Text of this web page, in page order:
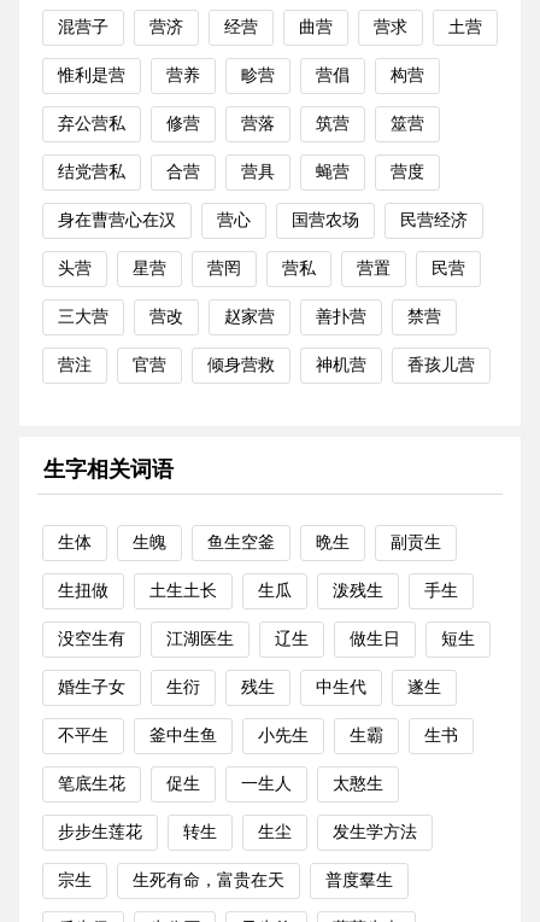
混营子 营济 经营 曲营 营求 土营
惟利是营 营养 畛营 营倡 构营
弃公营私 修营 营落 筑营 筮营
结党营私 合营 营具 蝇营 营度
身在曹营心在汉 营心 国营农场 民营经济
头营 星营 营罔 营私 营置 民营
三大营 营改 赵家营 善扑营 禁营
营注 官营 倾身营救 神机营 香孩儿营
生字相关词语
生体 生魄 鱼生空釜 晩生 副贡生
生扭做 土生土长 生瓜 泼残生 手生
没空生有 江湖医生 辽生 做生日 短生
婚生子女 生衍 残生 中生代 遂生
不平生 釜中生鱼 小先生 生霸 生书
笔底生花 促生 一生人 太憨生
步步生莲花 转生 生尘 发生学方法
宗生 生死有命，富贵在天 普度羣生